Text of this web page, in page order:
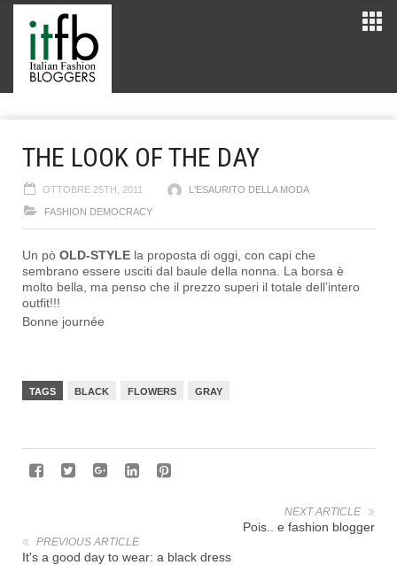
THE LOOK OF THE DAY
OTTOBRE 25TH, 2011 L'ESAURITO DELLA MODA
FASHION DEMOCRACY
Un pò OLD-STYLE la proposta di oggi, con capi che
sembrano essere usciti dal baule della nonna. La borsa è
molto bella, ma penso che il prezzo superi il totale dell’intero
outfit!!!
Bonne journée
TAGS BLACK FLOWERS GRAY
NEXT ARTICLE
Pois.. e fashion blogger
PREVIOUS ARTICLE
It's a good day to wear: a black dress